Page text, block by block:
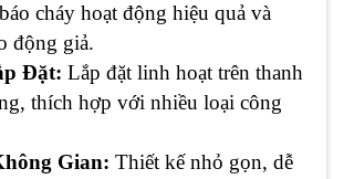
cháy hoạt động hiệu quả và
động giả.
Đặt: Lắp đặt linh hoạt trên thanh
thích hợp với nhiều loại công
Gian: Thiết kế nhỏ gọn, dễ